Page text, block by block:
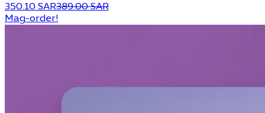
350.10 SAR389.00 SAR
Mag-order!